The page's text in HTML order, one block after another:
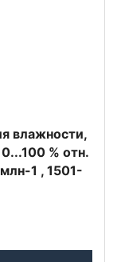
влажности,
% отн.
1 , 1501-